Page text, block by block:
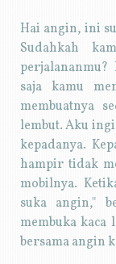
Hai angin, ini
Sudahkah
perjalananmu?
saja kamu
membuatnya
lembut. Aku
kepadanya.
hampir tidak
mobilnya.
suka angin,"
membuka
bersama angin